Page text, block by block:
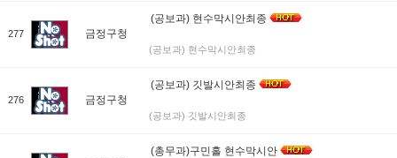
277 금정구청
(공보과) 현수막시안최종
(공보과) 현수막시안최종
276 금정구청
(공보과) 깃발시안최종
(공보과) 깃발시안최종
(총무과)구민홀 현수막시안